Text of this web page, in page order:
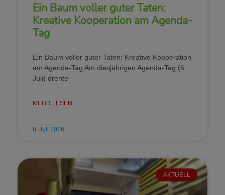
Ein Baum voller guter Taten:
Kreative Kooperation am Agenda-
Tag
Ein Baum voller guter Taten: Kreative Kooperation
am Agenda-Tag Am diesjährigen Agenda-Tag (6.
Juli) drehte
MEHR LESEN...
8. Juli 2026
AKTUELL